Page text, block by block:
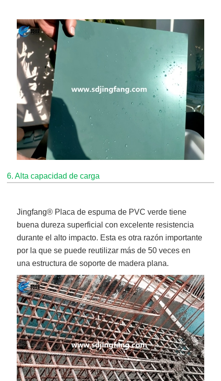
6. Alta capacidad de carga
Jingfang® Placa de espuma de PVC verde tiene
buena dureza superficial con excelente resistencia
durante el alto impacto. Esta es otra razón importante
por la que se puede reutilizar más de 50 veces en
una estructura de soporte de madera plana.